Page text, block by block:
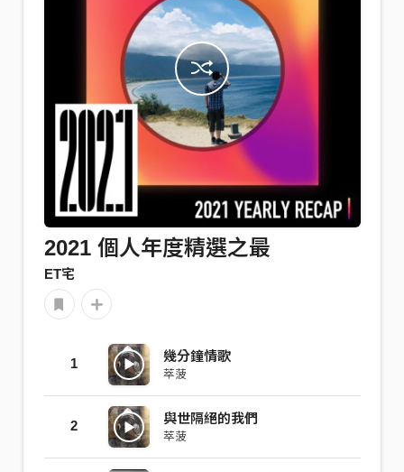
2021 個人年度精選之最
ET宅
1 幾分鐘情歌
萃菠
2 與世隔絕的我們
萃菠